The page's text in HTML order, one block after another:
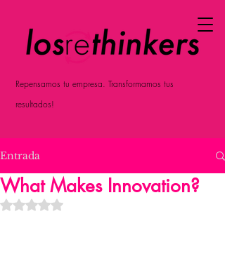
Repensamos tu empresa. Transformamos tus
resultados!
Entrada
What Makes Innovation?
Obtuvo NaN de 5 estrellas.